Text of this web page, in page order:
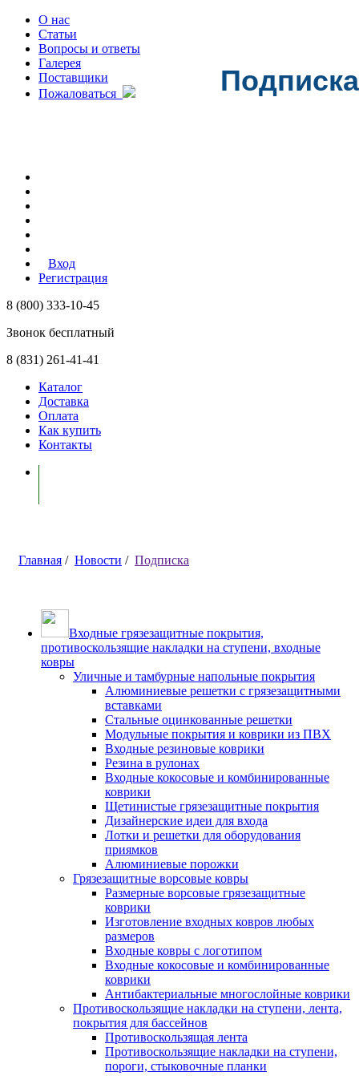
О нас
Статьи
Вопросы и ответы
Галерея
Поставщики
Пожаловаться
Вход
Регистрация
8 (800) 333-10-45
Звонок бесплатный
8 (831) 261-41-41
Каталог
Доставка
Оплата
Как купить
Контакты
Главная / Новости / Подписка
Подписка
Входные грязезащитные покрытия,
противоскользящие накладки на ступени, входные
ковры
Уличные и тамбурные напольные покрытия
Алюминиевые решетки с грязезащитными
вставками
Стальные оцинкованные решетки
Модульные покрытия и коврики из ПВХ
Входные резиновые коврики
Резина в рулонах
Входные кокосовые и комбинированные
коврики
Щетинистые грязезащитные покрытия
Дизайнерские идеи для входа
Лотки и решетки для оборудования
приямков
Алюминиевые порожки
Грязезащитные ворсовые ковры
Размерные ворсовые грязезащитные
коврики
Изготовление входных ковров любых
размеров
Входные ковры с логотипом
Входные кокосовые и комбинированные
коврики
Антибактериальные многослойные коврики
Противоскользящие накладки на ступени, лента,
покрытия для бассейнов
Противоскользящая лента
Противоскользящие накладки на ступени,
пороги, стыковочные планки